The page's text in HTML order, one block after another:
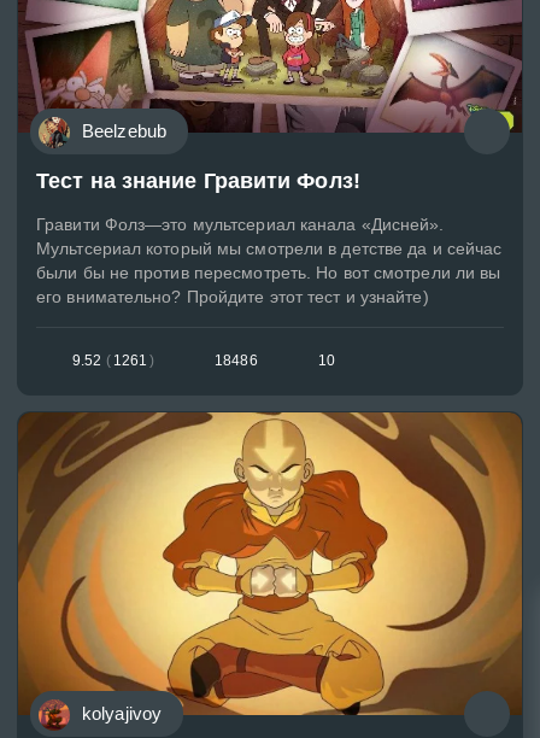
Beelzebub
Тест на знание Гравити Фолз!
Гравити Фолз—это мультсериал канала «Дисней».
Мультсериал который мы смотрели в детстве да и сейчас
были бы не против пересмотреть. Но вот смотрели ли вы
его внимательно? Пройдите этот тест и узнайте)
9.52 ( 1261 ) 18486 10
kolyajivoy